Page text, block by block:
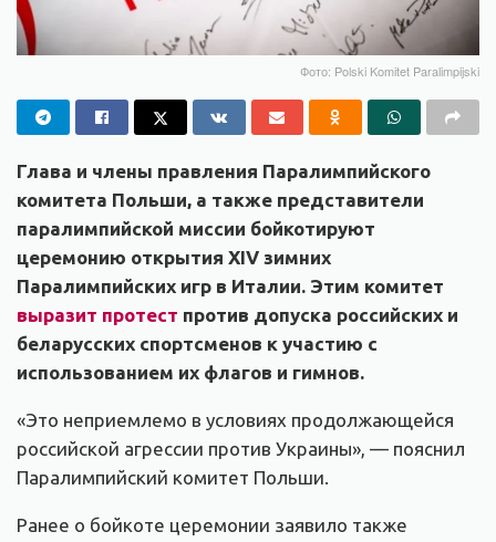
Фото: Polski Komitet Paralimpijski
Глава и члены правления Паралимпийского
комитета Польши, а также представители
паралимпийской миссии бойкотируют
церемонию открытия XIV зимних
Паралимпийских игр в Италии. Этим комитет
выразит протест против допуска российских и
беларусских спортсменов к участию с
использованием их флагов и гимнов.
«Это неприемлемо в условиях продолжающейся
российской агрессии против Украины», — пояснил
Паралимпийский комитет Польши.
Ранее о бойкоте церемонии заявило также